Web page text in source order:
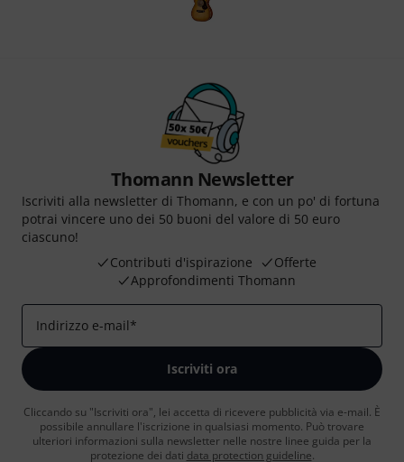
Thomann Newsletter
Iscriviti alla newsletter di Thomann, e con un po' di fortuna
potrai vincere uno dei 50 buoni del valore di 50 euro
ciascuno!
Contributi d'ispirazione
Offerte
Approfondimenti Thomann
Indirizzo e-mail*
Iscriviti ora
Cliccando su "Iscriviti ora", lei accetta di ricevere pubblicità via e-mail. È
possibile annullare l'iscrizione in qualsiasi momento. Può trovare
ulteriori informazioni sulla newsletter nelle nostre linee guida per la
protezione dei dati data protection guideline.